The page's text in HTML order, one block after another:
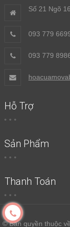
Số 21 Ngõ
093 779
093 779
Hỗ Trợ
Sản Phẩm
Thanh Toán
© Bản quyền thuộc